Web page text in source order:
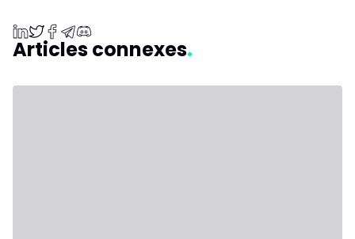
Articles connexes